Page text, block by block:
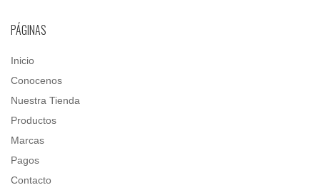
PÁGINAS
Inicio
Conocenos
Nuestra Tienda
Productos
Marcas
Pagos
Contacto